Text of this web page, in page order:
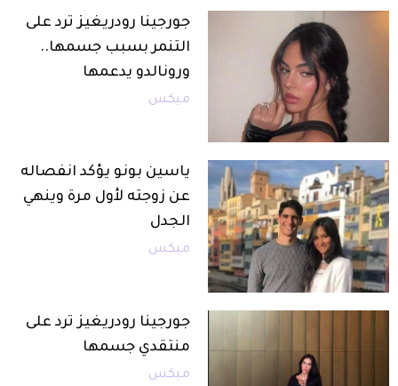
جورجينا رودريغيز ترد على
التنمر بسبب جسمها..
ورونالدو يدعمها
ميكس
ياسين بونو يؤكد انفصاله
عن زوجته لأول مرة وينهي
الجدل
ميكس
جورجينا رودريغيز ترد على
منتقدي جسمها
ميكس